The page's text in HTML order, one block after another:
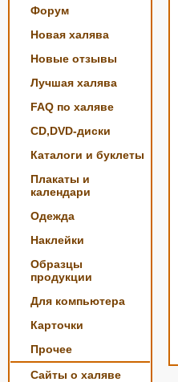
Форум
Новая халява
Новые отзывы
Лучшая халява
FAQ по халяве
CD,DVD-диски
Каталоги и буклеты
Плакаты и
календари
Одежда
Наклейки
Образцы
продукции
Для компьютера
Карточки
Прочее
Сайты о халяве